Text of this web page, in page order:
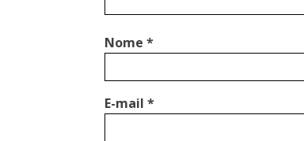
Nome *
E-mail *